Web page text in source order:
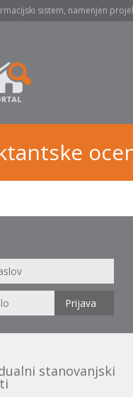
sistem, namenjen
stanovanjski